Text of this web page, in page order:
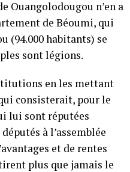
Ouangolodougou n’en a
de Béoumi, qui
(94.000 habitants) se
sont légions.
en les mettant
consisterait, pour le
lui sont réputées
à l’assemblée
et de rentes
plus que jamais le